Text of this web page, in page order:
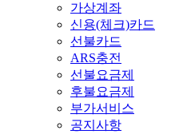
가상계좌
신용(체크)카드
선불카드
ARS충전
선불요금제
후불요금제
부가서비스
공지사항